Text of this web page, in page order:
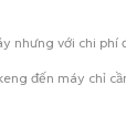
nhưng với chi phí
đến máy chỉ
có lỗi phát